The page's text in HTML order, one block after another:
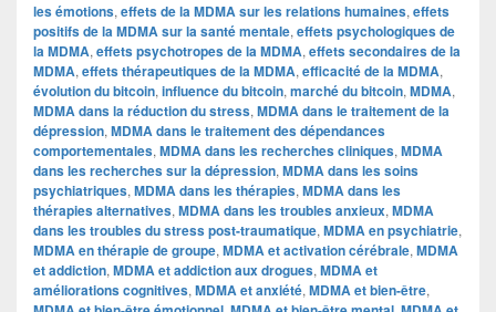
les émotions, effets de la MDMA sur les relations humaines, effets
positifs de la MDMA sur la santé mentale, effets psychologiques de
la MDMA, effets psychotropes de la MDMA, effets secondaires de la
MDMA, effets thérapeutiques de la MDMA, efficacité de la MDMA,
évolution du bitcoin, influence du bitcoin, marché du bitcoin, MDMA,
MDMA dans la réduction du stress, MDMA dans le traitement de la
dépression, MDMA dans le traitement des dépendances
comportementales, MDMA dans les recherches cliniques, MDMA
dans les recherches sur la dépression, MDMA dans les soins
psychiatriques, MDMA dans les thérapies, MDMA dans les
thérapies alternatives, MDMA dans les troubles anxieux, MDMA
dans les troubles du stress post-traumatique, MDMA en psychiatrie,
MDMA en thérapie de groupe, MDMA et activation cérébrale, MDMA
et addiction, MDMA et addiction aux drogues, MDMA et
améliorations cognitives, MDMA et anxiété, MDMA et bien-être,